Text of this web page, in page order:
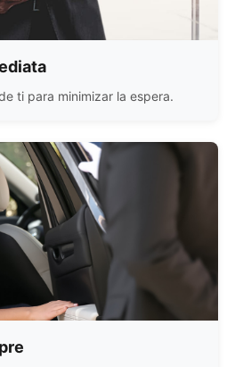
ti para minimizar la espera.